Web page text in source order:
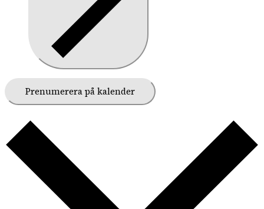
Prenumerera på kalender